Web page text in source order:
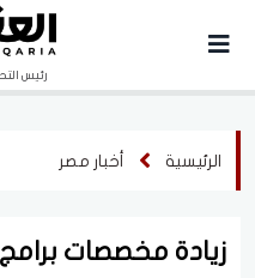
رئيس
الرئيسية أخبار مصر
زيادة مخصصات برامج